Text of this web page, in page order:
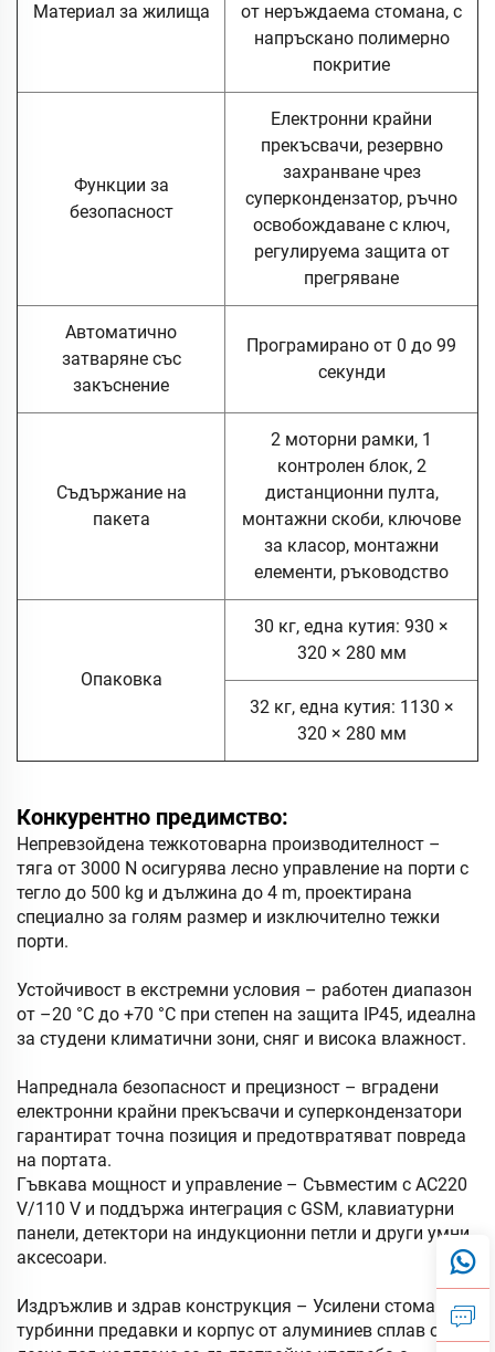
Материал за жилища
от неръждаема стомана, с
напръскано полимерно
покритие
Функции за
безопасност
Електронни крайни
прекъсвачи, резервно
захранване чрез
суперкондензатор, ръчно
освобождаване с ключ,
регулируема защита от
прегряване
Автоматично
затваряне със
закъснение
Програмирано от 0 до 99
секунди
Съдържание на
пакета
2 моторни рамки, 1
контролен блок, 2
дистанционни пулта,
монтажни скоби, ключове
за класор, монтажни
елементи, ръководство
Опаковка
30 кг, една кутия: 930 ×
320 × 280 мм
32 кг, една кутия: 1130 ×
320 × 280 мм
Конкурентно предимство:
Непревзойдена тежкотоварна производителност –
тяга от 3000 N осигурява лесно управление на порти с
тегло до 500 kg и дължина до 4 m, проектирана
специално за голям размер и изключително тежки
порти.
Устойчивост в екстремни условия – работен диапазон
от –20 °C до +70 °C при степен на защита IP45, идеална
за студени климатични зони, сняг и висока влажност.
Напреднала безопасност и прецизност – вградени
електронни крайни прекъсвачи и суперкондензатори
гарантират точна позиция и предотвратяват повреда
на портата.
Гъвкава мощност и управление – Съвместим с AC220
V/110 V и поддържа интеграция с GSM, клавиатурни
панели, детектори на индукционни петли и други умни
аксесоари.
Издръжлив и здрав конструкция – Усилени стоманени
турбинни предавки и корпус от алуминиев сплав с